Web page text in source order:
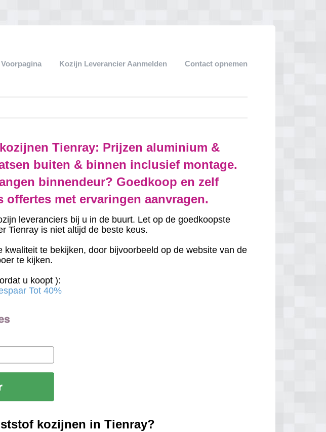
Voorpagina Kozijn Leverancier Aanmelden Contact opnemen
Tienray: Prijzen aluminium &
buiten & binnen inclusief montage.
binnendeur? Goedkoop en zelf
offertes met ervaringen aanvragen.
leveranciers bij u in de buurt. Let op de goedkoopste
Tienray is niet altijd de beste keus.
kwaliteit te bekijken, door bijvoorbeeld op de website van de
te kijken.
u koopt ):
Tot 40%‎
kozijnen in Tienray?